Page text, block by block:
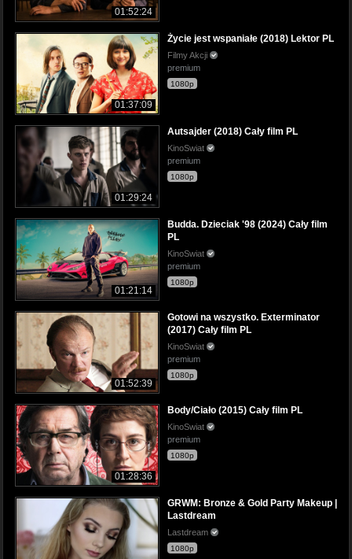
01:52:24
01:37:09
Życie jest wspaniałe (2018) Lektor PL
Filmy Akcji
premium
1080p
01:29:24
Autsajder (2018) Cały film PL
KinoSwiat
premium
1080p
01:21:14
Budda. Dzieciak '98 (2024) Cały film
PL
KinoSwiat
premium
1080p
01:52:39
Gotowi na wszystko. Exterminator
(2017) Cały film PL
KinoSwiat
premium
1080p
01:28:36
Body/Ciało (2015) Cały film PL
KinoSwiat
premium
1080p
GRWM: Bronze & Gold Party Makeup |
Lastdream
Lastdream
1080p